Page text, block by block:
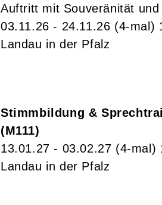
Auftritt mit Souveränität und
03.11.26 - 24.11.26 (4-mal)
Landau in der Pfalz
Stimmbildung &
M111
13.01.27 - 03.02.27 (4-mal)
Landau in der Pfalz